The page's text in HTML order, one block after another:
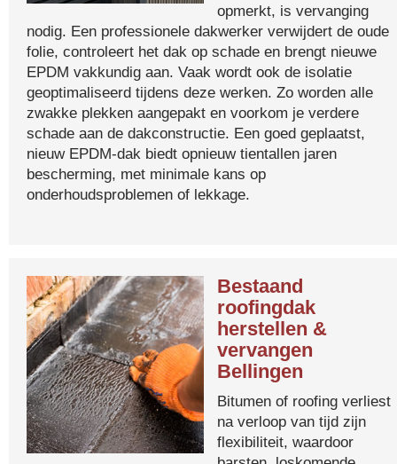
opmerkt, is vervanging
nodig. Een professionele dakwerker verwijdert de oude
folie, controleert het dak op schade en brengt nieuwe
EPDM vakkundig aan. Vaak wordt ook de isolatie
geoptimaliseerd tijdens deze werken. Zo worden alle
zwakke plekken aangepakt en voorkom je verdere
schade aan de dakconstructie. Een goed geplaatst,
nieuw EPDM-dak biedt opnieuw tientallen jaren
bescherming, met minimale kans op
onderhoudsproblemen of lekkage.
Bestaand
roofingdak
herstellen &
vervangen
Bellingen
Bitumen of roofing verliest
na verloop van tijd zijn
flexibiliteit, waardoor